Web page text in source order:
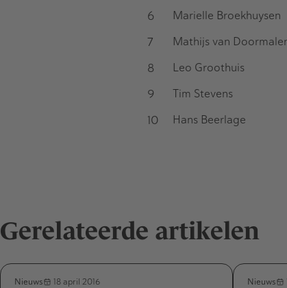
6 Marielle Broekhuysen
7 Mathijs van
8 Leo Groothuis
9 Tim Stevens
10 Hans Beerlage
Gerelateerde artikelen
Nieuws 18 april 2016 Nieuws